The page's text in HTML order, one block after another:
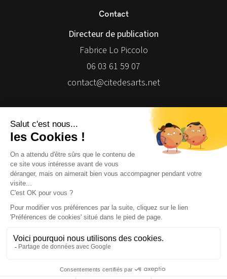
Contact
Directeur de publication
Fabrice Lo Piccolo
06 03 61 59 07
contact@citedesarts.net
© 2026 | Cité des Arts | Tous droits réservés
Réalisation Isomorph